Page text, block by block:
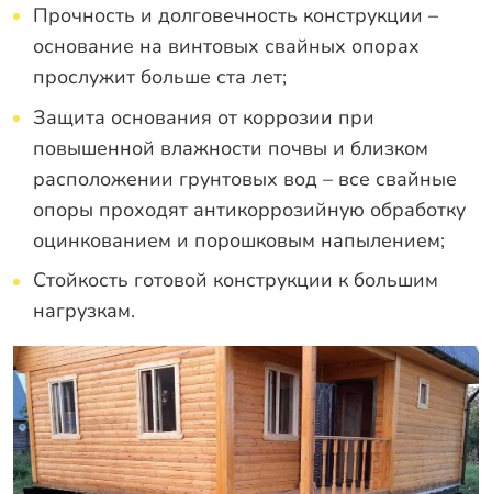
Прочность и долговечность конструкции –
основание на винтовых свайных опорах
прослужит больше ста лет;
Защита основания от коррозии при
повышенной влажности почвы и близком
расположении грунтовых вод – все свайные
опоры проходят антикоррозийную обработку
оцинкованием и порошковым напылением;
Стойкость готовой конструкции к большим
нагрузкам.